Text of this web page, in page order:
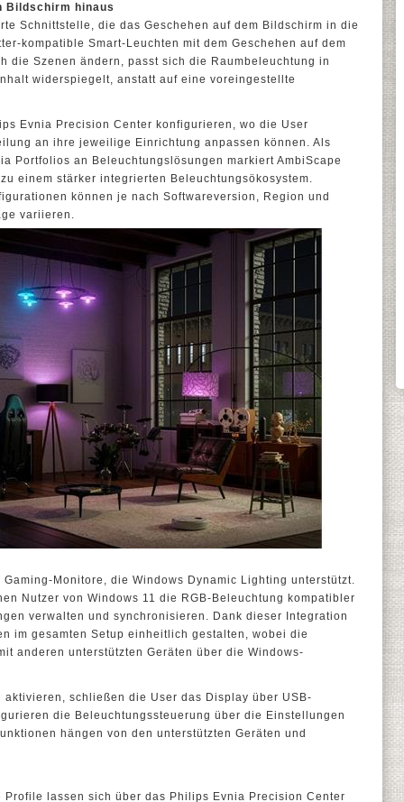
Bildschirm hinaus
Schnittstelle, die das Geschehen auf dem Bildschirm in die
kompatible Smart-Leuchten mit dem Geschehen auf dem
die Szenen ändern, passt sich die Raumbeleuchtung in
widerspiegelt, anstatt auf eine voreingestellte
Evnia Precision Center konfigurieren, wo die User
an ihre jeweilige Einrichtung anpassen können. Als
Portfolios an Beleuchtungslösungen markiert AmbiScape
einem stärker integrierten Beleuchtungsökosystem.
können je nach Softwareversion, Region und
variieren.
Monitore, die Windows Dynamic Lighting unterstützt.
Nutzer von Windows 11 die RGB-Beleuchtung kompatibler
verwalten und synchronisieren. Dank dieser Integration
im gesamten Setup einheitlich gestalten, wobei die
anderen unterstützten Geräten über die Windows-
schließen die User das Display über USB-
die Beleuchtungssteuerung über die Einstellungen
hängen von den unterstützten Geräten und
lassen sich über das Philips Evnia Precision Center